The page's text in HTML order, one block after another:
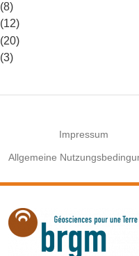
(8)
(12)
(20)
(3)
Impressum
Allgemeine